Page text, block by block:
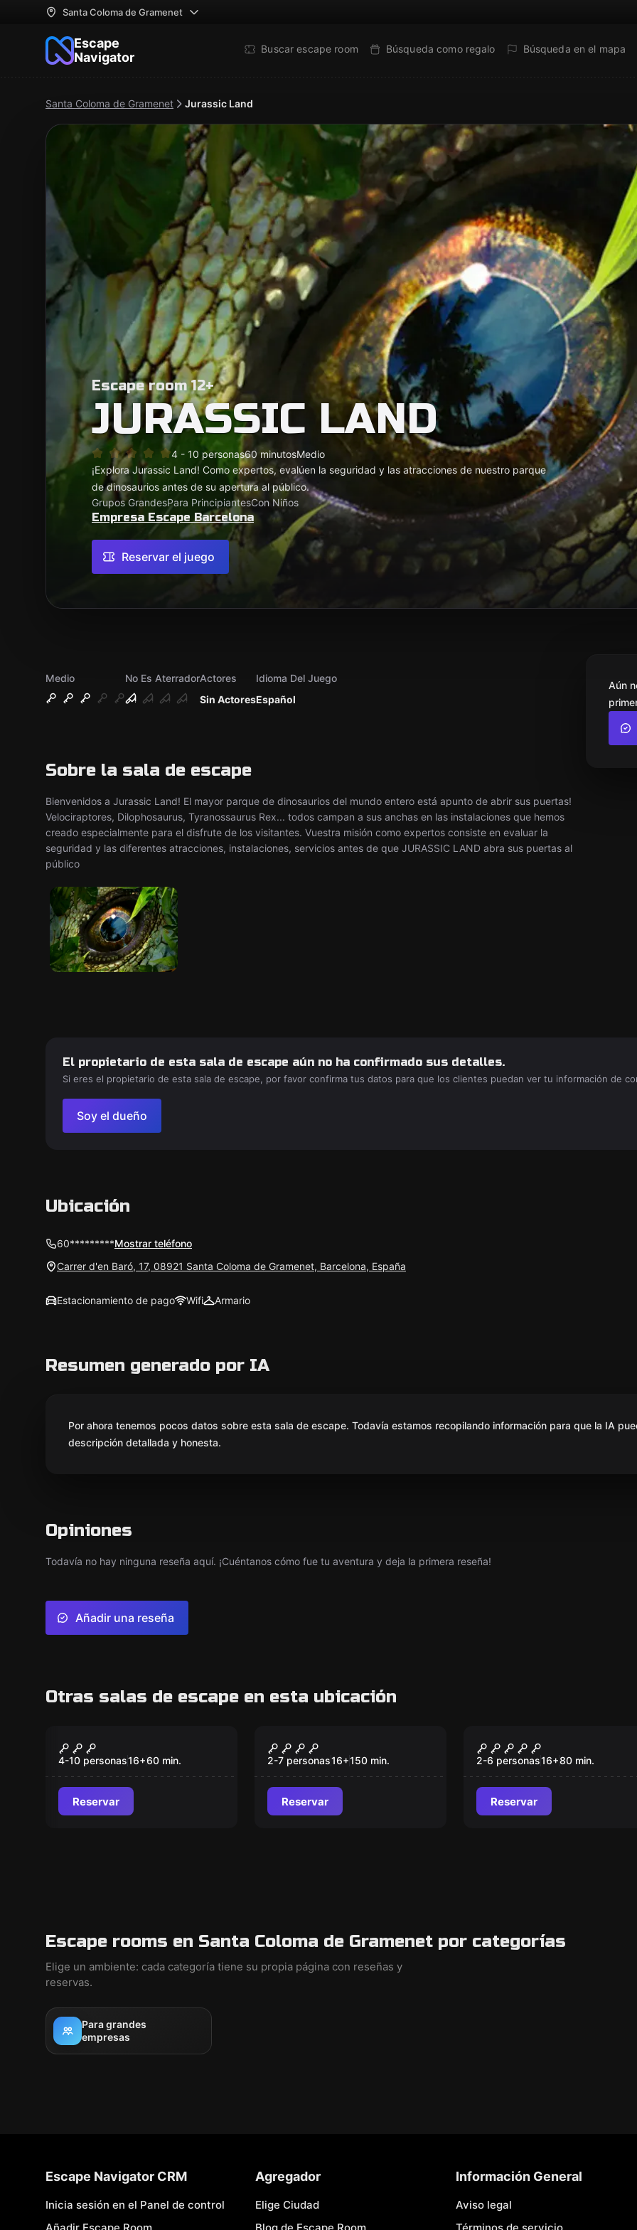
Santa Coloma de Gramenet
Escape
Navigator
Buscar escape room Búsqueda como regalo Búsqueda en el mapa
Santa Coloma de Gramenet Jurassic Land
Escape room 12+
JURASSIC LAND
4 - 10 personas60 minutosMedio
¡Explora Jurassic Land! Como expertos, evalúen la seguridad y las atracciones de nuestro parque
de dinosaurios antes de su apertura al público.
Grupos GrandesPara PrincipiantesCon Niños
Empresa Escape Barcelona
Reservar el juego
Medio
No Es Aterrador
Sin Actores
Actores
Español
Idioma Del Juego
Sobre la sala de escape
Bienvenidos a Jurassic Land! El mayor parque de dinosaurios del mundo entero está apunto de abrir sus puertas!
Velociraptores, Dilophosaurus, Tyranossaurus Rex... todos campan a sus anchas en las instalaciones que hemos
creado especialmente para el disfrute de los visitantes. Vuestra misión como expertos consiste en evaluar la
seguridad y las diferentes atracciones, instalaciones, servicios antes de que JURASSIC LAND abra sus puertas al
público
Aún
El propietario de esta sala de escape aún no ha confirmado sus detalles.
Si eres el propietario de esta sala de escape, por favor confirma tus datos para que los clientes puedan ver tu información de
Soy el dueño
Ubicación
60*********Mostrar teléfono
Carrer d'en Baró, 17, 08921 Santa Coloma de Gramenet, Barcelona, España
Estacionamiento de pago Wifi Armario
Resumen generado por IA
Por ahora tenemos pocos datos sobre esta sala de escape. Todavía estamos recopilando información para que la IA
descripción detallada y honesta.
Opiniones
Todavía no hay ninguna reseña aquí. ¡Cuéntanos cómo fue tu aventura y deja la primera reseña!
Añadir una reseña
Otras salas de escape en esta ubicación
Alien: El Origen
4-10 personas16+60 min.
Reservar
Nuevo
K.O.N.G Protocol
2-7 personas16+150 min.
Reservar
CyberCity 2049
2-6 personas16+80 min.
Reservar
Escape rooms en Santa Coloma de Gramenet por categorías
Elige un ambiente: cada categoría tiene su propia página con reseñas y
reservas.
Para grandes
empresas
Escape Navigator CRM
Inicia sesión en el Panel de control
Agregador
Elige Ciudad
Información General
Aviso legal